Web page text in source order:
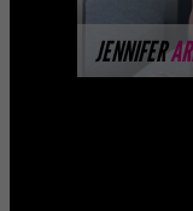
JENNIFER